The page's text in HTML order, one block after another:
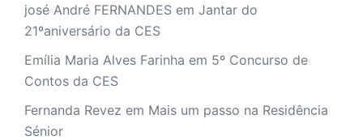
josé André FERNANDES em Jantar do
21ºaniversário da CES
Emília Maria Alves Farinha em 5º Concurso de
Contos da CES
Fernanda Revez em Mais um passo na Residência
Sénior